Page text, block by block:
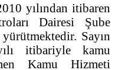
yılından itibaren
Dairesi Şube
Sayın
itibariyle kamu
Kamu Hizmeti